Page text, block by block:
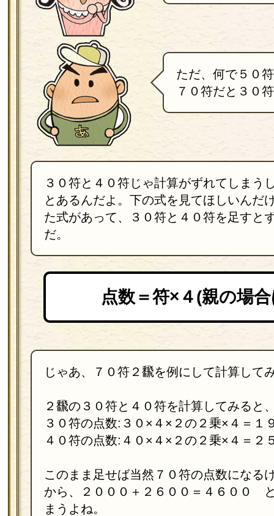
ただ、何で５０
７０符だと３０
３０符と４０符じゃ計算がずれてしまう
とあるんだよ。下の式を見てほしいんだ
た式があって、３０符と４０符を足すと
だ。
点数＝符×４(親の場
じゃあ、７０符２飜を例にして計算して
２飜の３０符と４０符を計算してみると
３０符の点数:３０×４×２の２乗×４＝１
４０符の点数:４０×４×２の２乗×４＝２
このまま足せば当然７０符の点数になる
から、２０００＋２６００＝４６００
まうよね。